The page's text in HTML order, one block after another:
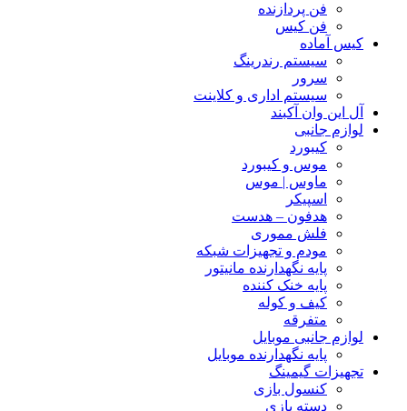
فن پردازنده
فن کیس
کیس آماده
سیستم رندرینگ
سرور
سیستم‌ اداری و کلاینت
آل این وان آکبند
لوازم جانبی
کیبورد
موس و کیبورد
ماوس | موس
اسپیکر
هدفون – هدست
فلش مموری
مودم و تجهیزات شبکه
پایه نگهدارنده مانیتور
پایه خنک کننده
کیف و کوله
متفرقه
لوازم جانبی موبایل
پایه نگهدارنده موبایل
تجهیزات گیمینگ
کنسول بازی
دسته بازی